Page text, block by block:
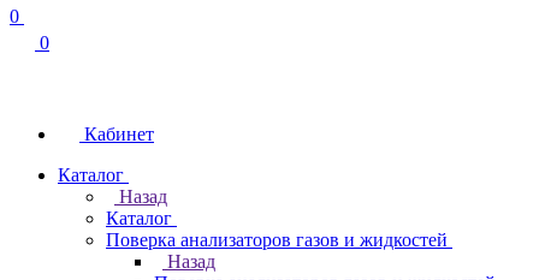
0
0
Кабинет
Каталог
Назад
Каталог
Поверка анализаторов газов и жидкостей
Назад